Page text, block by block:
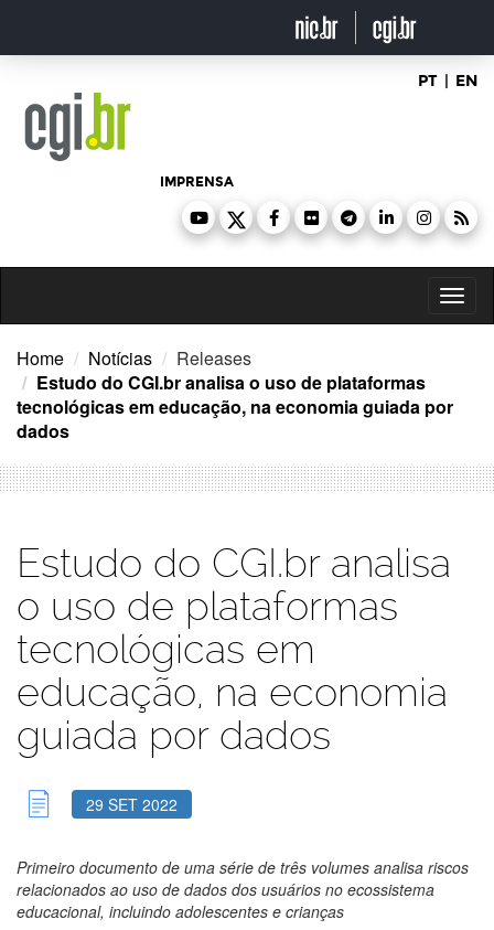
o
PT | EN
IMPRENSA
Home Notícias
Releases
Estudo do CGI.br analisa o uso de plataformas
tecnológicas em educação, na economia guiada por
dados
Estudo do CGI.br analisa
o uso de plataformas
tecnológicas em
educação, na economia
guiada por dados
29 SET 2022
Primeiro documento de uma série de três volumes analisa riscos
relacionados ao uso de dados dos usuários no ecossistema
educacional, incluindo adolescentes e crianças